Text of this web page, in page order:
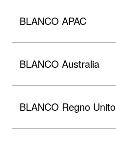
BLANCO APAC
BLANCO Australia
BLANCO Regno Unito